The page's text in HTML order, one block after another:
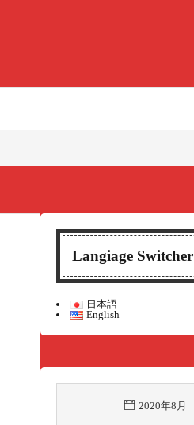
Langiage Switcher
日本語
English
2020年8月